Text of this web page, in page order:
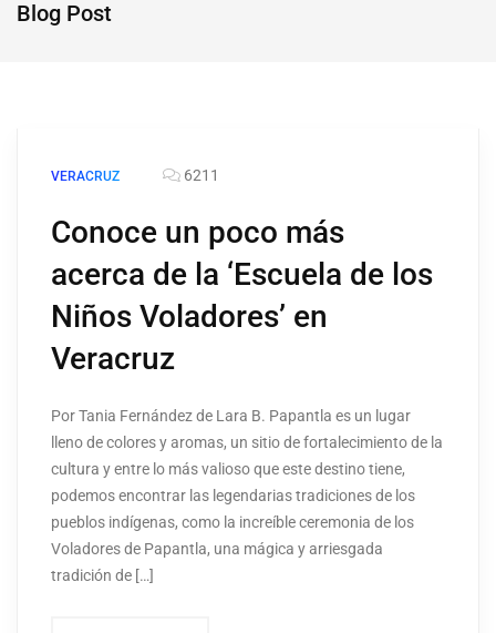
Blog Post
VERACRUZ 6211
Conoce un poco más
acerca de la ‘Escuela de los
Niños Voladores’ en
Veracruz
Por Tania Fernández de Lara B. Papantla es un lugar
lleno de colores y aromas, un sitio de fortalecimiento de la
cultura y entre lo más valioso que este destino tiene,
podemos encontrar las legendarias tradiciones de los
pueblos indígenas, como la increíble ceremonia de los
Voladores de Papantla, una mágica y arriesgada
tradición de […]